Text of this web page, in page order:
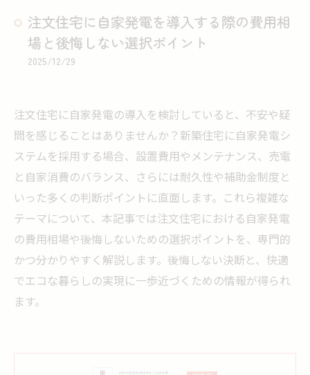
注文住宅に自家発電を導入する際の費用相
場と後悔しない選択ポイント
2025/12/29
注文住宅に自家発電の導入を検討していると、不安や疑
問を感じることはありませんか？新築住宅に自家発電シ
ステムを採用する場合、設置費用やメンテナンス、売電
と自家消費のバランス、さらには耐久性や補助金制度と
いった多くの判断ポイントに直面します。これら複雑な
テーマについて、本記事では注文住宅における自家発電
の費用相場や後悔しないための選択ポイントを、専門的
かつ分かりやすく解説します。後悔しない決断と、快適
でエコな暮らしの実現に一歩近づくための情報が得られ
ます。